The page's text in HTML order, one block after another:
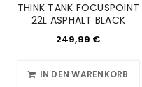
THINK TANK FOCUSPOINT
22L ASPHALT BLACK
249,99 €
IN DEN WARENKORB